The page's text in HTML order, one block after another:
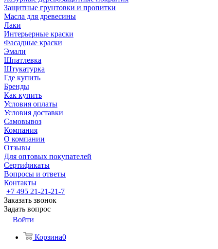
Защитные грунтовки и пропитки
Масла для древесины
Лаки
Интерьерные краски
Фасадные краски
Эмали
Шпатлевка
Штукатурка
Где купить
Бренды
Как купить
Условия оплаты
Условия доставки
Самовывоз
Компания
О компании
Отзывы
Для оптовых покупателей
Сертификаты
Вопросы и ответы
Контакты
+7 495 21-21-21-7
Заказать звонок
Задать вопрос
Войти
Корзина0